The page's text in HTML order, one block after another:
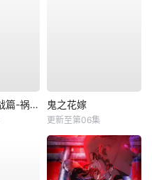
死神千年血战篇-祸进谭- 鬼之花嫁
更新至第06集